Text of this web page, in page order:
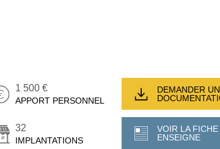
1 500 €
APPORT PERSONNEL
32
IMPLANTATIONS
DEMANDER
VOIR LA FICHE
ENSEIGNE